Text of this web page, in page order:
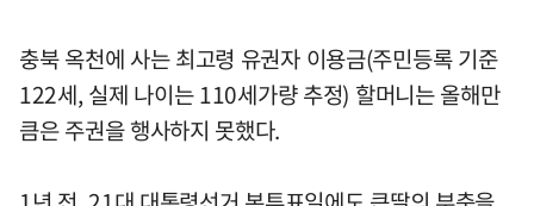
충북 옥천에 사는 최고령 유권자 이용금(주민등록 기준
122세, 실제 나이는 110세가량 추정) 할머니는 올해만
큼은 주권을 행사하지 못했다.